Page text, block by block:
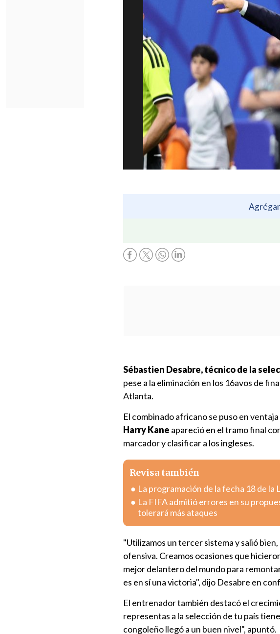
Sébastien Desabre, técnico de la
pese a la eliminación en los 16avos de
Atlanta.
El combinado africano se puso en
Harry Kane apareció en el tramo final
marcador y clasificar a los ingleses.
Revisa también
La programación de la fecha 18 de la
La FIFA admitió errores en su
tolerará más ataques
"Utilizamos un tercer sistema y salió
ofensiva. Creamos ocasiones que
mejor delantero del mundo para
es en sí una victoria", dijo Desabre en
El entrenador también destacó el
representas a la selección de tu país
congoleño llegó a un buen nivel", apuntó.